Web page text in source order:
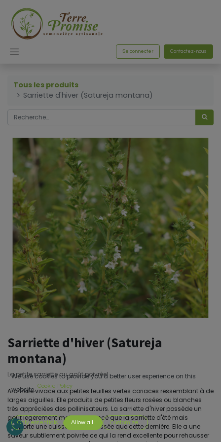
Se connecter Contactez-nous
Tous les produits
Sarriette d'hiver (Satureja montana)
Sarriette d'hiver (Satureja
montana)
La petite sarriette au goût poivrée!
Aromate vivace aux petites feuilles vertes coriaces ressemblant à de
larges aiguilles. Elle produits de petites fleurs rosées ou blanches
très appréciées des pollinisateurs. La sarriette d'hiver possède un
goût légèrement moins prononcé que la sarriette d'été mais
supporte une cuisson plus poussée que cette dernière. Elle a une
saveur subtilement poivrée ce qui la rend excellente pour rehausser
We use cookies to provide you a better user experience on this
website. Cookie Policy
Only essentials Allow all Customize